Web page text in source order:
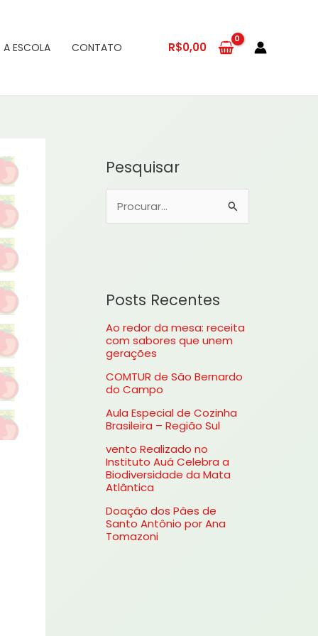
A ESCOLA CONTATO R$0,00
Pesquisar
u
s
a
r
o
:
Posts Recentes
Ao redor da mesa: receita
com sabores que unem
gerações
COMTUR de São Bernardo
do Campo
Aula Especial de Cozinha
Brasileira – Região Sul
vento Realizado no
Instituto Auá Celebra a
Biodiversidade da Mata
Atlântica
Doação dos Pães de
Santo Antônio por Ana
Tomazoni